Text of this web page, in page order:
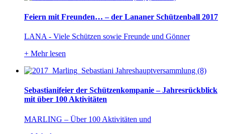
Feiern mit Freunden… – der Lananer Schützenball 2017
LANA - Viele Schützen sowie Freunde und Gönner
+ Mehr lesen
Sebastianifeier der Schützenkompanie – Jahresrückblick
mit über 100 Aktivitäten
MARLING – Über 100 Aktivitäten und